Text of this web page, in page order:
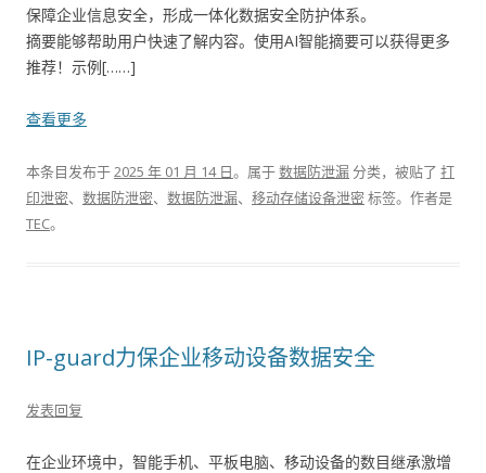
保障企业信息安全，形成一体化数据安全防护体系。
摘要能够帮助用户快速了解内容。使用AI智能摘要可以获得更多
推荐！示例[……]
查看更多
本条目发布于2025 年 01 月 14 日。属于数据防泄漏分类，被贴了 打
印泄密、 数据防泄密、 数据防泄漏、 移动存储设备泄密标签。 作者是
TEC。
IP-guard力保企业移动设备数据安全
发表回复
在企业环境中，智能手机、平板电脑、移动设备的数目继承激增